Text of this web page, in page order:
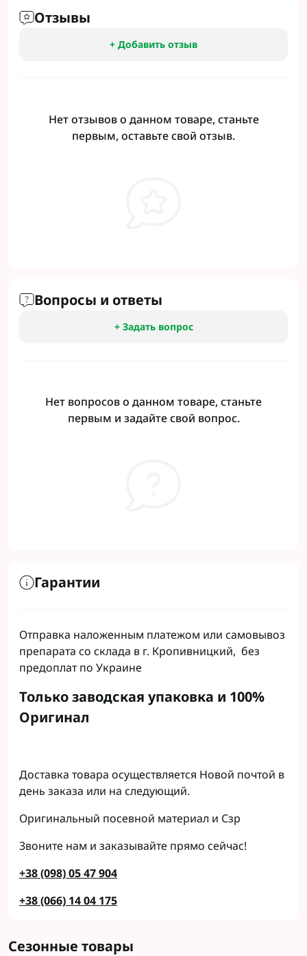
Отзывы
+ Добавить отзыв
Нет отзывов о данном товаре, станьте
первым, оставьте свой отзыв.
Вопросы и ответы
+ Задать вопрос
Нет вопросов о данном товаре, станьте
первым и задайте свой вопрос.
Гарантии
Отправка наложенным платежом или самовывоз
препарата со склада в г. Кропивницкий, без
предоплат по Украине
Только заводская упаковка и 100%
Оригинал
Доставка товара осуществляется Новой почтой в
день заказа или на следующий.
Оригинальный посевной материал и Сзр
Звоните нам и заказывайте прямо сейчас!
+38 (098) 05 47 904
+38 (066) 14 04 175
Сезонные товары